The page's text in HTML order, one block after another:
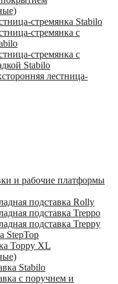
стремянка Stabilo
стремянка с
стремянка с
Stabilo
лестница-
и рабочие платформы
подставка Rolly
подставка Treppo
подставка Treppy
StepTop
Toppy XL
Stabilo
с поручнем и